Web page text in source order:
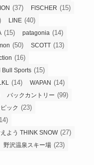
(37) FISCHER (15)
LINE (40)
(15) patagonia (14)
(50) SCOTT (13)
(16)
Bull Sports (15)
(14) WAPAN (14)
バックカントリー (99)
ック (23)
よう THINK SNOW(27)
野沢温泉スキー場 (23)